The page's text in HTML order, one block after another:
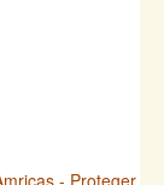
- Proteger